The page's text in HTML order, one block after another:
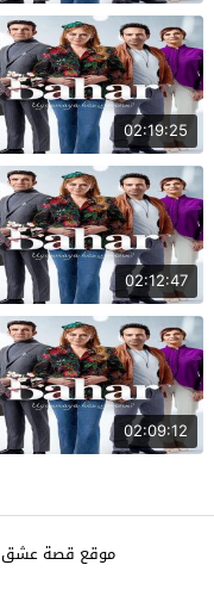
02:19:25
02:12:47
02:09:12
موقع قصة عشق